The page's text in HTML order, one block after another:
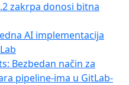
zakrpa donosi bitna
AI implementacija
Bezbedan način za
pipeline-ima u GitLab-